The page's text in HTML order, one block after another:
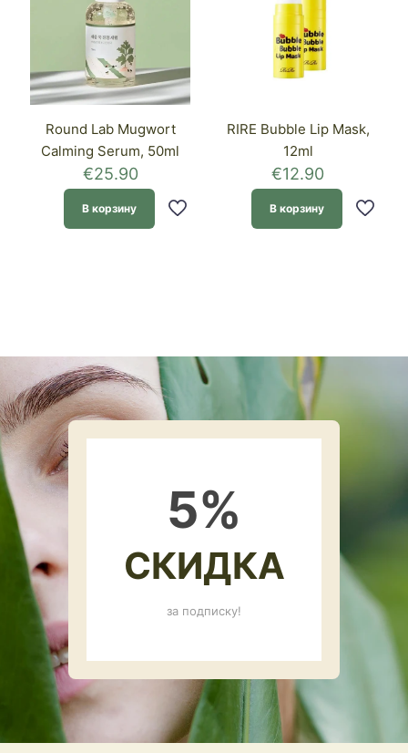
Round Lab Mugwort
Calming Serum, 50ml
€25.90
В корзину
RIRE Bubble Lip Mask,
12ml
€12.90
В корзину
5%
СКИДКА
за подписку!